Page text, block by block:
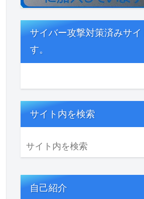
サイバー攻撃対策済みサイ
す。
サイト内を検索
自己紹介